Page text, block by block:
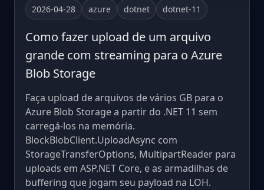
2026-04-28 azure dotnet dotnet-11
Como fazer upload de um arquivo
grande com streaming para o Azure
Blob Storage
Faça upload de arquivos de vários GB para o
Azure Blob Storage a partir do .NET 11 sem
carregá-los na memória.
BlockBlobClient.UploadAsync com
StorageTransferOptions, MultipartReader para
uploads em ASP.NET Core, e as armadilhas de
buffering que jogam seu payload na LOH.